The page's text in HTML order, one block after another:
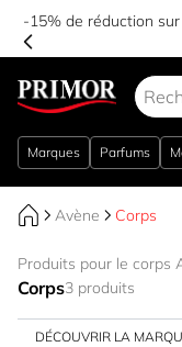
-15% de réduction
Marques Parfums
Avène Corps
Produits pour le corps
Corps3 produits
DÉCOUVRIR LA